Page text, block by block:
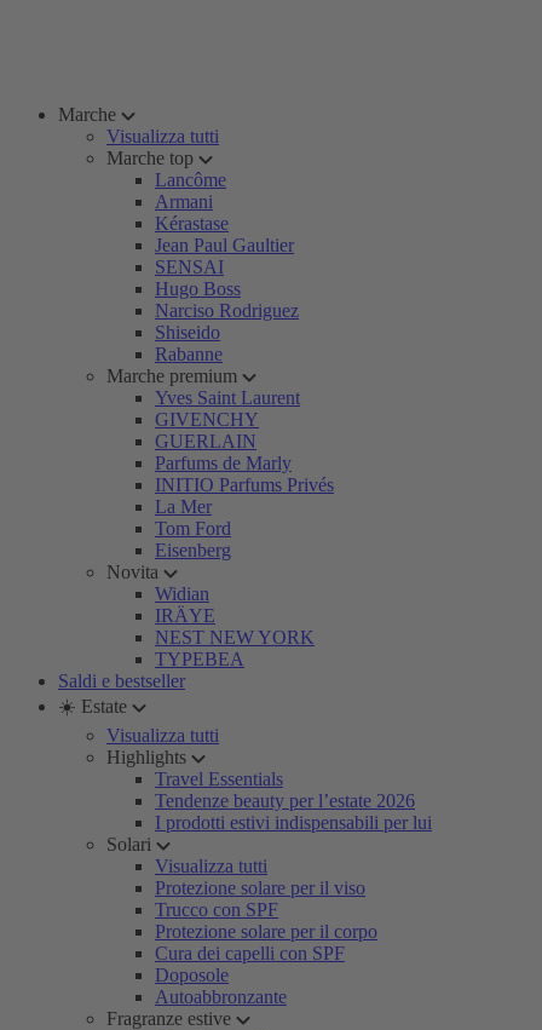
Marche
Visualizza tutti
Marche top
Lancôme
Armani
Kérastase
Jean Paul Gaultier
SENSAI
Hugo Boss
Narciso Rodriguez
Shiseido
Rabanne
Marche premium
Yves Saint Laurent
GIVENCHY
GUERLAIN
Parfums de Marly
INITIO Parfums Privés
La Mer
Tom Ford
Eisenberg
Novita
Widian
IRÄYE
NEST NEW YORK
TYPEBEA
Saldi e bestseller
☀️ Estate
Visualizza tutti
Highlights
Travel Essentials
Tendenze beauty per l’estate 2026
I prodotti estivi indispensabili per lui
Solari
Visualizza tutti
Protezione solare per il viso
Trucco con SPF
Protezione solare per il corpo
Cura dei capelli con SPF
Doposole
Autoabbronzante
Fragranze estive